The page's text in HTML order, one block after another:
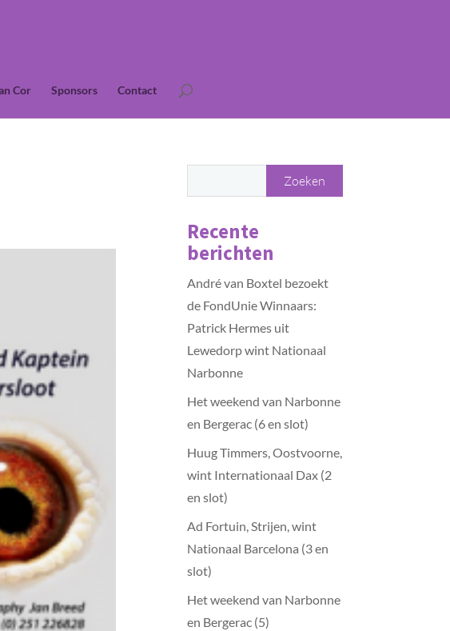
Cor Sponsors Contact
Recente
berichten
André van Boxtel bezoekt
de FondUnie Winnaars:
Patrick Hermes uit
Lewedorp wint Nationaal
Narbonne
Het weekend van Narbonne
en Bergerac (6 en slot)
Huug Timmers, Oostvoorne,
wint Internationaal Dax (2
en slot)
Ad Fortuin, Strijen, wint
Nationaal Barcelona (3 en
slot)
Het weekend van Narbonne
en Bergerac (5)